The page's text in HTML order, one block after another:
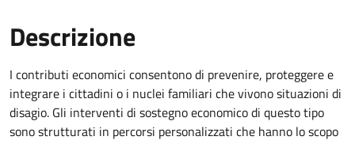
Descrizione
I contributi economici consentono di prevenire, proteggere e
integrare i cittadini o i nuclei familiari che vivono situazioni di
disagio. Gli interventi di sostegno economico di questo tipo
sono strutturati in percorsi personalizzati che hanno lo scopo